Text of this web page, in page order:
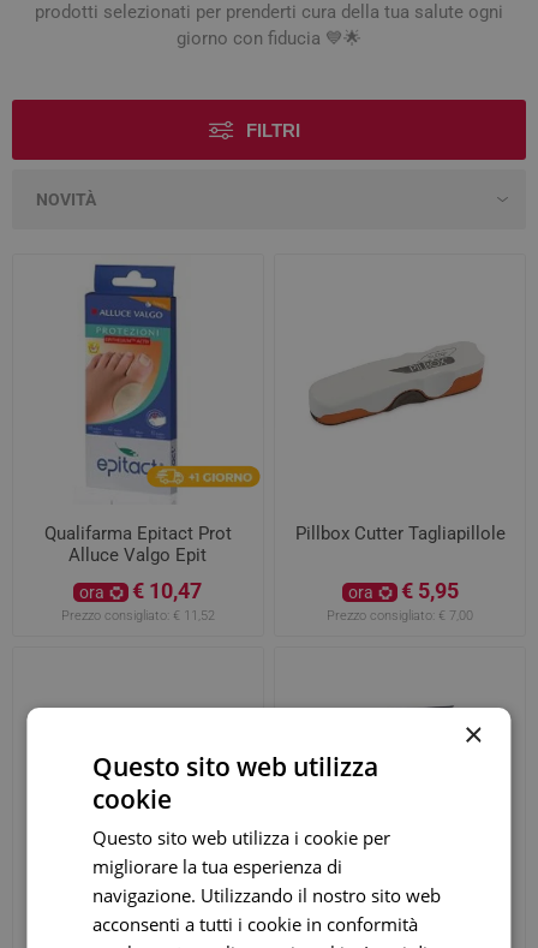
prodotti selezionati per prenderti cura della tua salute ogni
giorno con fiducia 💙🌟
FILTRI
Qualifarma Epitact Prot
Alluce Valgo Epit
ora € 10,47
Prezzo consigliato: € 11,52
Pillbox Cutter Tagliapillole
ora € 5,95
Prezzo consigliato: € 7,00
Portapillole Giornaliero
Pillbox Portapillole con
×
Questo sito web utilizza
cookie
Questo sito web utilizza i cookie per
migliorare la tua esperienza di
navigazione. Utilizzando il nostro sito web
acconsenti a tutti i cookie in conformità